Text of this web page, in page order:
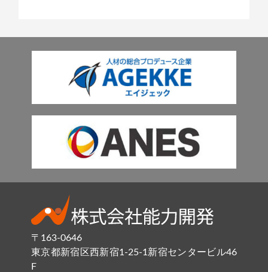
〒163-0646
東京都新宿区西新宿1-25-1新宿センタービル46
F